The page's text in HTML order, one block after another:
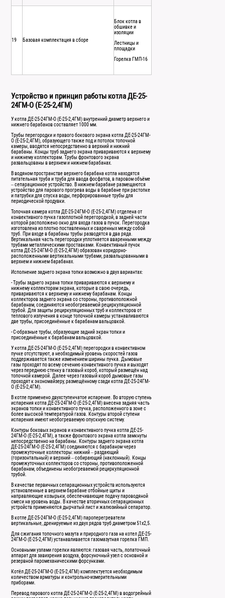
19 Базовая комплектация в сборе
Блок котла в
обшивке и
изоляции
Лестницы и
площадки
Горелка ГМП-16
Устройство и принцип работы котла ДЕ-25-
24ГМ-О (Е-25-2,4ГМ)
У котла ДЕ-25-24ГМ-О (Е-25-2,4ГМ) внутренний диаметр верхнего и
нижнего барабанов составляет 1000 мм.
Трубы перегородки и правого бокового экрана котла ДЕ-25-24ГМ-
О (Е-25-2,4ГМ), образующего также под и потолок топочной
камеры, вводятся непосредственно в верхний и нижний
барабаны. Концы труб заднего экрана привариваются к верхнему
и нижнему коллекторам. Трубы фронтового экрана
развальцованы в верхнем и нижнем барабанах.
В водяном пространстве верхнего барабана котла находятся
питательная труба и труба для ввода фосфатов, в паровом объёме
– сепарационное устройство. В нижнем барабане размещаются
устройство для парового прогрева воды в барабане при растопке
и патрубки для спуска воды, перфорированные трубы для
периодической продувки.
Топочная камера котла ДЕ-25-24ГМ-О (Е-25-2,4ГМ) отделена от
конвективного пучка газоплотной перегородкой, в задней части
которой расположено окно для входа газов в пучок. Перегородка
изготовлена из плотно поставленных и сваренных между собой
труб. При входе в барабаны трубы разводятся в два ряда.
Вертикальная часть перегородки уплотняется вваренными между
трубами металлическими проставками. Конвективный пучок
котла ДЕ-25-24ГМ-О (Е-25-2,4ГМ) образован коридорно-
расположенными вертикальными трубами, развальцованными в
верхнем и нижнем барабанах.
Исполнение заднего экрана топки возможно в двух вариантах:
- Трубы заднего экрана топки привариваются к верхнему и
нижнему коллекторам экрана, которые в свою очередь,
привариваются к верхнему и нижнему барабанам. Концы
коллекторов заднего экрана со стороны, противоположной
барабанам, соединяются необогреваемой рециркуляционной
трубой. Для защиты рециркуляционных труб и коллекторов от
теплового излучения в конце топочной камеры устанавливаются
две трубы, присоединённые к барабанам вальцовкой.
- С-образные трубы, образующие задний экран топки и
присоединённые к барабанам вальцовкой.
У котла ДЕ-25-24ГМ-О (Е-25-2,4ГМ) перегородки в конвективном
пучке отсутствуют, а необходимый уровень скоростей газов
поддерживается также изменением ширины пучка. Дымовые
газы проходят по всему сечению конвективного пучка и выходят
через переднюю стенку в газовый короб, который размещён над
топочной камерой. Далее через газовый короб дымовые газы
проходят к экономайзеру, размещённому сзади котла ДЕ-25-24ГМ-
О (Е-25-2,4ГМ).
В котле применено двухступенчатое испарение. Во вторую ступень
испарения котла ДЕ-25-24ГМ-О (Е-25-2,4ГМ) внесена задняя часть
экранов топки и конвективного пучка, расположенного в зоне с
более высокой температурой газов. Контуры второй ступени
испарения имеют необогреваемую опускную систему.
Контуры боковых экранов и конвективного пучка котла ДЕ-25-
24ГМ-О (Е-25-2,4ГМ), а также фронтового экрана котла замкнуты
непосредственно на барабаны. Контуры заднего экрана котла
ДЕ-25-24ГМ-О (Е-25-2,4ГМ) соединяются с барабаном через
промежуточные коллекторы: нижний – раздающий
(горизонтальный) и верхний – собирающий (наклонный). Концы
промежуточных коллекторов со стороны, противоположенной
барабанам, объединены необогреваемой рециркуляционной
трубой.
В качестве первичных сепарационных устройств используются
установленные в верхнем барабане отбойные щиты и
направляющие козырьки, обеспечивающие подачу пароводяной
смеси на уровень воды. В качестве вторичных сепарационных
устройств применяются дырчатый лист и жалюзийный сепаратор.
В котле ДЕ-25-24ГМ-О (Е-25-2,4ГМ) пароперегреватели
вертикальные, дренируемые из двух рядов труб диаметром 51х2,5.
Для сжигания топочного мазута и природного газа на котел ДЕ-25-
24ГМ-О (Е-25-2,4ГМ) устанавливается газомазутная горелка ГМП.
Основными узлами горелки являются: газовая часть, лопаточный
аппарат для завихрения воздуха, форсуночный узел с основной и
резервной паромеханическими форсунками.
Котёл ДЕ-25-24ГМ-О (Е-25-2,4ГМ) комплектуется необходимым
количеством арматуры и контрольно-измерительными
приборами.
Перевод парового котла ДЕ-25-24ГМ-О (Е-25-2,4ГМ) в водогрейный